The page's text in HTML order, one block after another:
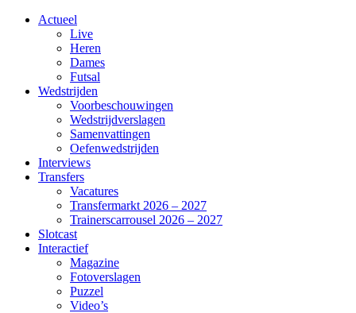
Actueel
Live
Heren
Dames
Futsal
Wedstrijden
Voorbeschouwingen
Wedstrijdverslagen
Samenvattingen
Oefenwedstrijden
Interviews
Transfers
Vacatures
Transfermarkt 2026 – 2027
Trainerscarrousel 2026 – 2027
Slotcast
Interactief
Magazine
Fotoverslagen
Puzzel
Video’s